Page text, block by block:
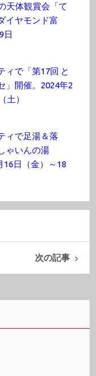
天体観賞会「て
イヤモンド富
日
ィで「第17回 と
」開催。2024年2
土）
ィで足湯＆落
ゃいんの湯
16日（金）～18
次の記事